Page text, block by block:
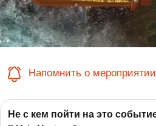
Напомнить о мероприятии